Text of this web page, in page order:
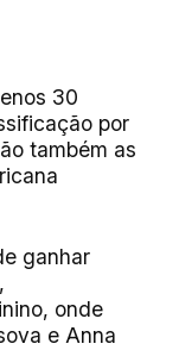
30
por
também as
ganhar
onde
e Anna